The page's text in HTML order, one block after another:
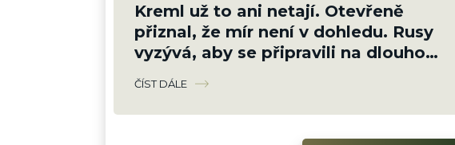
Kreml už to ani netají. Otevřeně
přiznal, že mír není v dohledu. Rusy
vyzývá, aby se připravili na dlouhou
válku
ČÍST DÁLE